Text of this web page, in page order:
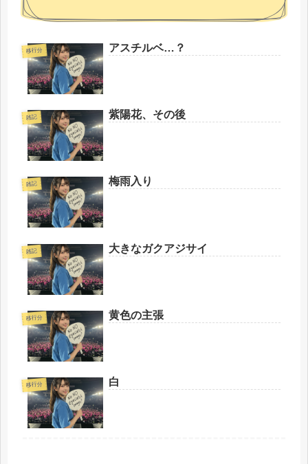
移行分 アスチルベ…？
雑記 紫陽花、その後
雑記 梅雨入り
雑記 大きなガクアジサイ
移行分 黄色の主張
移行分 白